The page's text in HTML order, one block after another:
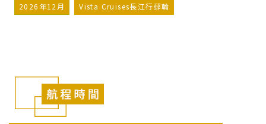
2026年12月 Vista Cruises長江行郵輪